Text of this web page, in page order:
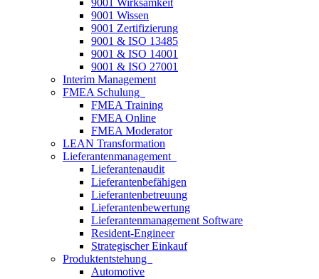
9001 Wirksamkeit
9001 Wissen
9001 Zertifizierung
9001 & ISO 13485
9001 & ISO 14001
9001 & ISO 27001
Interim Management
FMEA Schulung
FMEA Training
FMEA Online
FMEA Moderator
LEAN Transformation
Lieferantenmanagement
Lieferantenaudit
Lieferantenbefähigen
Lieferantenbetreuung
Lieferantenbewertung
Lieferantenmanagement Software
Resident-Engineer
Strategischer Einkauf
Produktentstehung
Automotive